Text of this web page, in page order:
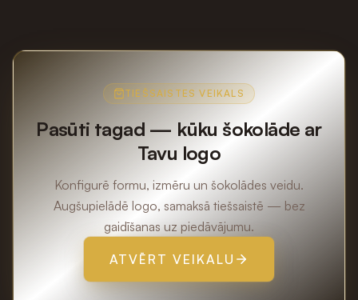
TIEŠSAISTES VEIKALS
Pasūti tagad — kūku šokolāde ar
Tavu logo
Konfigurē formu, izmēru un šokolādes veidu.
Augšupielādē logo, samaksā tiešsaistē — bez
gaidīšanas uz piedāvājumu.
ATVĒRT VEIKALU